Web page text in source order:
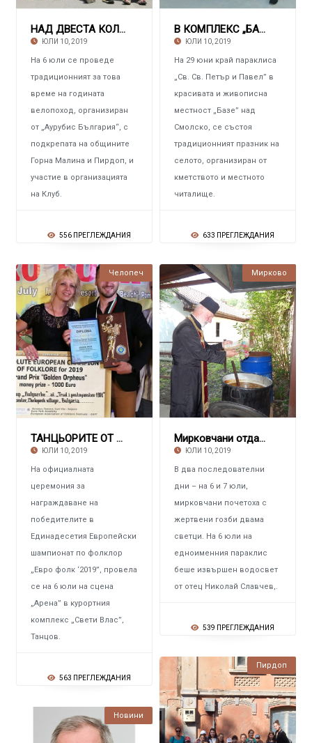
НАД ДВЕСТА КОЛОЕЗДАЧИ Участваха във велотур
ЮЛИ 10, 2019
На 6 юли се проведе
традиционният за това
време на годината
велопоход, организиран
от „Аурубис България“, с
подкрепата на общините
Горна Малина и Пирдоп, и
участие в организацията
на Клуб.
556 ПРЕГЛЕЖДАНИЯ
В КОМПЛЕКС „БАЗЕ” НАД СЕЛО СМОЛСКО Празника
ЮЛИ 10, 2019
На 29 юни край параклиса
„Св. Св. Петър и Павел” в
красивата и живописна
местност „Базе” над
Смолско, се състоя
традиционният празник на
селото, организиран от
кметството и местното
читалище.
633 ПРЕГЛЕЖДАНИЯ
Челопеч
ТАНЦЬОРИТЕ ОТ ЧИТАЛИЩЕ „ТРУД И ПОСТОЯНСТВО” В
ЮЛИ 10, 2019
На официалната
церемония за
награждаване на
победителите в
Единадесетия Европейски
шампионат по фолклор
„Евро фолк ‘2019”, провела
се на 6 юли на сцена
„Арена” в курортния
комплекс „Свети Влас”,
Танцов.
563 ПРЕГЛЕЖДАНИЯ
Мирково
Мирковчани отдадоха почит на Свети Сисой и Св
ЮЛИ 10, 2019
В два последователни
дни – на 6 и 7 юли,
мирковчани почетоха с
жертвени гозби двама
светци. На 6 юли на
едноименния параклис
беше извършен водосвет
от отец Николай Славчев,.
539 ПРЕГЛЕЖДАНИЯ
Пирдоп
Новини